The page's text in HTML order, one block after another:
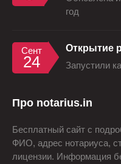
год
Сент
24
Открытие
Запустили
Про notarius.in
Бесплатный сайт с
ФИО, адрес нотариуса,
лицензии. Информация